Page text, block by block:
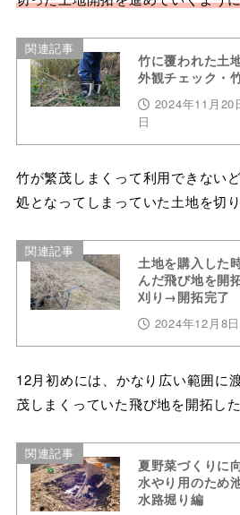
関連記事
竹に覆われた土
外観チェック・
2024年11月20
日
竹が繁茂しまくって利用できない
処となってしまっていた土地を
関連記事
土地を購入した
んだ飛び地を
刈り→開拓完了
2024年12月8日
12月初めには、かなり広い範囲に
茂しまくっていた飛び地を開拓
関連記事
夏野菜づくりに
水やり用のた
水路堀り編